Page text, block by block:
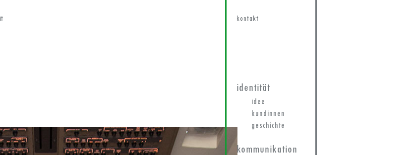
kontakt
identität
idee
kundinnen
geschichte
kommunikation